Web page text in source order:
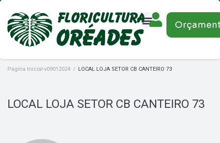
Página Inicial-v09012024 / LOCAL LOJA SETOR CB CANTEIRO 73
LOCAL LOJA SETOR CB CANTEIRO 73